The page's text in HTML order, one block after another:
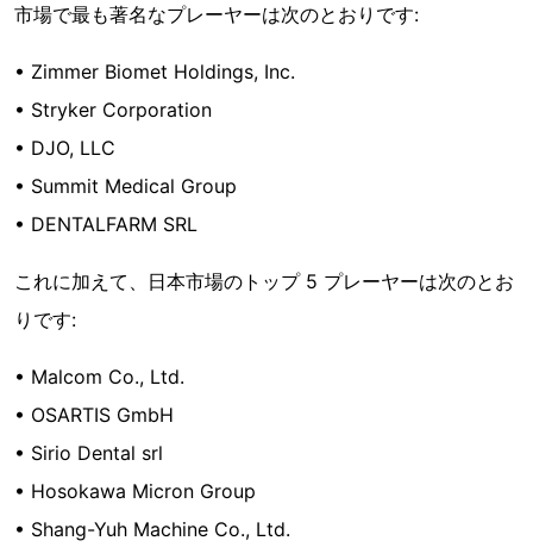
市場で最も著名なプレーヤーは次のとおりです:
• Zimmer Biomet Holdings, Inc.
• Stryker Corporation
• DJO, LLC
• Summit Medical Group
• DENTALFARM SRL
これに加えて、日本市場のトップ 5 プレーヤーは次のとお
りです:
• Malcom Co., Ltd.
• OSARTIS GmbH
• Sirio Dental srl
• Hosokawa Micron Group
• Shang-Yuh Machine Co., Ltd.